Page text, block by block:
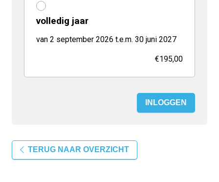
volledig jaar
van 2 september 2026 t.e.m. 30 juni 2027
€195,00
INLOGGEN
TERUG NAAR OVERZICHT